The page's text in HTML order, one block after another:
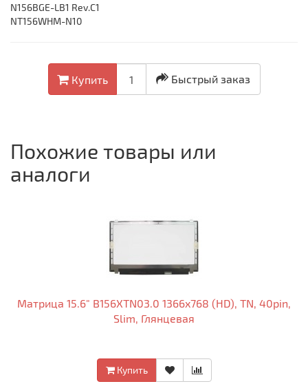
N156BGE-LB1 Rev.C1
NT156WHM-N10
Купить Быстрый заказ
Похожие товары или
аналоги
Матрица 15.6" B156XTN03.0 1366x768 (HD), TN, 40pin,
Slim, Глянцевая
Купить